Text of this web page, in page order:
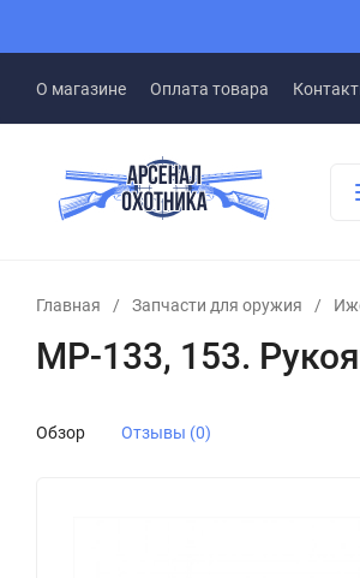
О магазине Оплата товара
Главная / Запчасти для оружия /
МР-133, 153.
Обзор Отзывы (0)